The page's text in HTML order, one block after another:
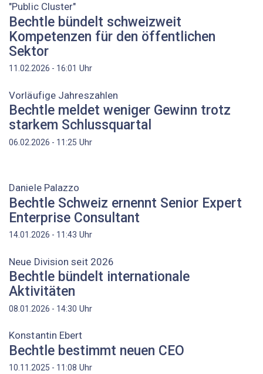
"Public Cluster"
Bechtle bündelt schweizweit
Kompetenzen für den öffentlichen
Sektor
11.02.2026 - 16:01 Uhr
Vorläufige Jahreszahlen
Bechtle meldet weniger Gewinn trotz
starkem Schlussquartal
06.02.2026 - 11:25 Uhr
Daniele Palazzo
Bechtle Schweiz ernennt Senior Expert
Enterprise Consultant
14.01.2026 - 11:43 Uhr
Neue Division seit 2026
Bechtle bündelt internationale
Aktivitäten
08.01.2026 - 14:30 Uhr
Konstantin Ebert
Bechtle bestimmt neuen CEO
10.11.2025 - 11:08 Uhr